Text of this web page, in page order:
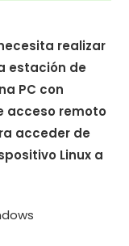
realizar
estación de
PC con
acceso remoto
acceder de
Linux a